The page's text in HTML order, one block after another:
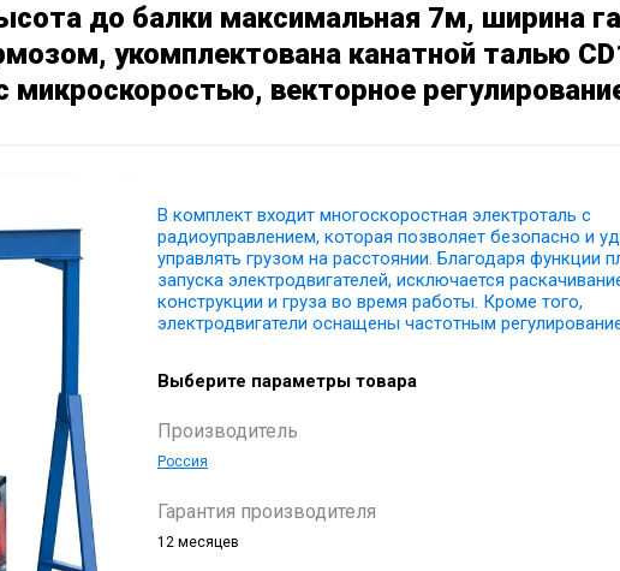
до балки максимальная 7м, ширина
укомплектована канатной талью
микроскоростью, векторное
В комплект входит многоскоростная электроталь с
радиоуправлением, которая позволяет безопасно и
управлять грузом на расстоянии. Благодаря функции
запуска электродвигателей, исключается
конструкции и груза во время работы. Кроме того,
электродвигатели оснащены частотным
Выберите параметры товара
Производитель
Россия
Гарантия производителя
12 месяцев